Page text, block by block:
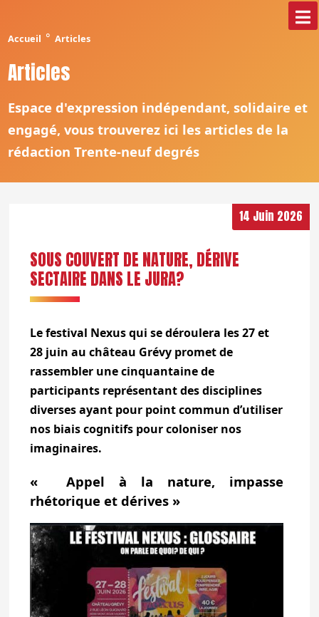
Accueil ° Articles
Articles
Espace d'expression indépendant, solidaire et
engagé, vous trouverez ici les articles de la
rédaction Trente-neuf degrés
14 Juin 2026
SOUS COUVERT DE NATURE, DÉRIVE
SECTAIRE DANS LE JURA?
Le festival Nexus qui se déroulera les 27 et
28 juin au château Grévy promet de
rassembler une cinquantaine de
participants représentant des disciplines
diverses ayant pour point commun d’utiliser
nos biais cognitifs pour coloniser nos
imaginaires.
« Appel à la nature, impasse
rhétorique et dérives »